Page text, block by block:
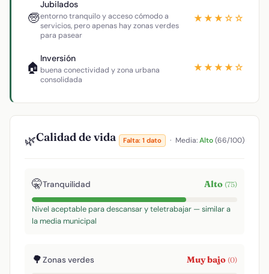
🧓
Jubilados
entorno tranquilo y acceso cómodo a
servicios, pero apenas hay zonas verdes
para pasear
★★★☆☆
🏠
Inversión
buena conectividad y zona urbana
consolidada
★★★★☆
🌿Calidad de vida Falta: 1 dato · Media:Alto(66/100)
🤫Tranquilidad Alto (75)
Nivel aceptable para descansar y teletrabajar — similar a
la media municipal
🌳Zonas verdes Muy bajo (0)